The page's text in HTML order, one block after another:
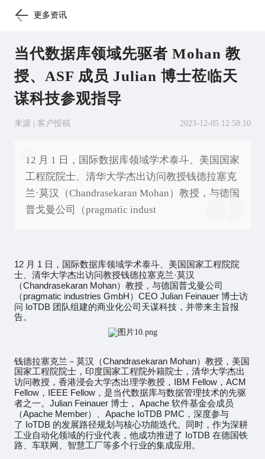
更多资讯
当代数据库领域先驱者 Mohan 教
授、ASF 成员 Julian 博士莅临天
谋科技参观指导
来源 | 客户投稿 2023-12-05 12:58:10
12 月 1 日，国际数据库领域学术泰斗、美国国家
工程院院士、清华大学杰出访问教授钱德拉塞克
兰·莫汉（Chandrasekaran Mohan）教授，与德国
普戈曼公司（pragmatic indust
12 月 1 日，国际数据库领域学术泰斗、美国国家工程院院
士、清华大学杰出访问教授钱德拉塞克兰·莫汉
（Chandrasekaran Mohan）教授，与德国普戈曼公司
（pragmatic industries GmbH） CEO Julian Feinauer 博士访
问 IoTDB 团队组建的商业化公司天谋科技，并带来主旨报
告。
钱德拉塞克兰－莫汉（Chandrasekaran Mohan）教授，美国
国家工程院院士，印度国家工程院外籍院士，清华大学杰出
访问教授，香港浸会大学杰出理学教授， IBM Fellow， ACM
Fellow， IEEE Fellow，是当代数据库与数据管理技术的先驱
者之一。 Julian Feinauer 博士， Apache 软件基金会成员
（Apache Member）、 Apache IoTDB PMC ，深度参与
了 IoTDB 的发展路径规划与核心功能迭代。同时，作为深耕
工业自动化领域的行业代表，他成功推进了 IoTDB 在德国铁
路、车联网、智慧工厂等多个行业的集成应用。